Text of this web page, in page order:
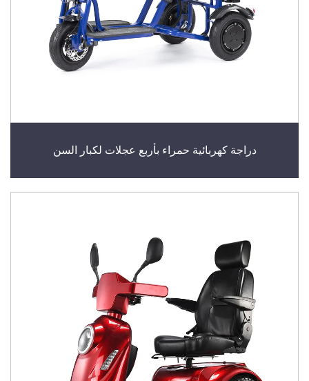
دراجة كهربائية حمراء بأربع عجلات لكبار السن